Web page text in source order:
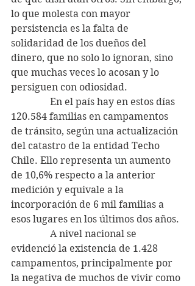
lo que molesta con mayor
persistencia es la falta de
solidaridad de los dueños del
dinero, que no solo lo ignoran, sino
que muchas veces lo acosan y lo
persiguen con odiosidad.
En el país hay en estos días
120.584 familias en campamentos
de tránsito, según una actualización
del catastro de la entidad Techo
Chile. Ello representa un aumento
de 10,6% respecto a la anterior
medición y equivale a la
incorporación de 6 mil familias a
esos lugares en los últimos dos años.
A nivel nacional se
evidenció la existencia de 1.428
campamentos, principalmente por
la negativa de muchos de vivir como